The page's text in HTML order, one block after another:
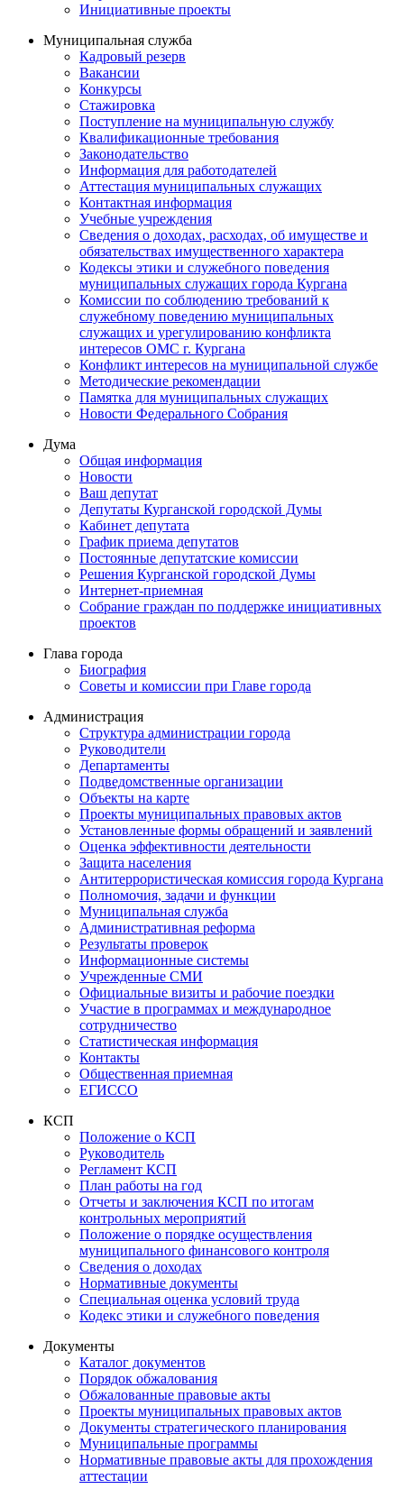
Инициативные проекты
Муниципальная служба
Кадровый резерв
Вакансии
Конкурсы
Стажировка
Поступление на муниципальную службу
Квалификационные требования
Законодательство
Информация для работодателей
Аттестация муниципальных служащих
Контактная информация
Учебные учреждения
Сведения о доходах, расходах, об имуществе и
обязательствах имущественного характера
Кодексы этики и служебного поведения
муниципальных служащих города Кургана
Комиссии по соблюдению требований к
служебному поведению муниципальных
служащих и урегулированию конфликта
интересов ОМС г. Кургана
Конфликт интересов на муниципальной службе
Методические рекомендации
Памятка для муниципальных служащих
Новости Федерального Cобрания
Дума
Общая информация
Новости
Ваш депутат
Депутаты Курганской городской Думы
Кабинет депутата
График приема депутатов
Постоянные депутатские комиссии
Решения Курганской городской Думы
Интернет-приемная
Собрание граждан по поддержке инициативных
проектов
Глава города
Биография
Советы и комиссии при Главе города
Администрация
Структура администрации города
Руководители
Департаменты
Подведомственные организации
Объекты на карте
Проекты муниципальных правовых актов
Установленные формы обращений и заявлений
Оценка эффективности деятельности
Защита населения
Антитеррористическая комиссия города Кургана
Полномочия, задачи и функции
Муниципальная служба
Административная реформа
Результаты проверок
Информационные системы
Учрежденные СМИ
Официальные визиты и рабочие поездки
Участие в программах и международное
сотрудничество
Статистическая информация
Контакты
Общественная приемная
ЕГИССО
КСП
Положение о КСП
Руководитель
Регламент КСП
План работы на год
Отчеты и заключения КСП по итогам
контрольных мероприятий
Положение о порядке осуществления
муниципального финансового контроля
Сведения о доходах
Нормативные документы
Специальная оценка условий труда
Кодекс этики и служебного поведения
Документы
Каталог документов
Порядок обжалования
Обжалованные правовые акты
Проекты муниципальных правовых актов
Документы стратегического планирования
Муниципальные программы
Нормативные правовые акты для прохождения
аттестации